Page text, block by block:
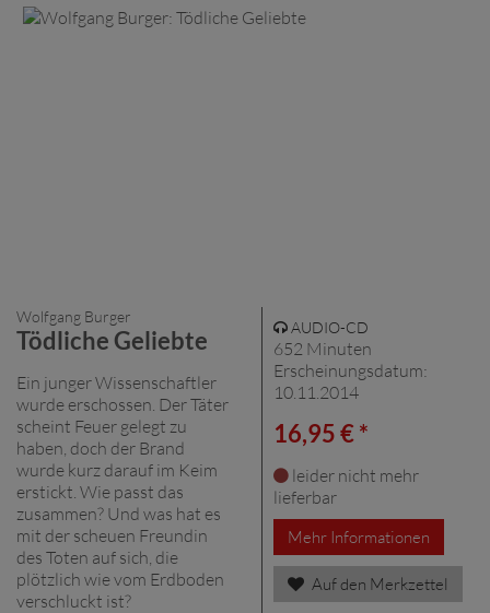
Wolfgang Burger
Tödliche Geliebte
Ein junger Wissenschaftler
wurde erschossen. Der Täter
scheint Feuer gelegt zu
haben, doch der Brand
wurde kurz darauf im Keim
erstickt. Wie passt das
zusammen? Und was hat es
mit der scheuen Freundin
des Toten auf sich, die
plötzlich wie vom Erdboden
verschluckt ist?
AUDIO-CD
652 Minuten
Erscheinungsdatum:
10.11.2014
16,95 € *
leider nicht mehr
lieferbar
Mehr Informationen
Auf den Merkzettel